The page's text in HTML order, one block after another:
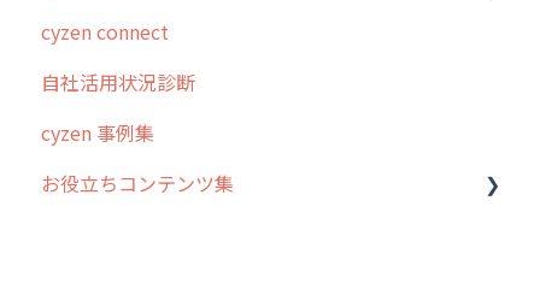
5. 基本的な使い方：システム管理者編
6. 基本的な使い方：ユーザー編
7. 初心者向けよくある質問集
8. 用語集
スポット
ステータス・主観
報告書・行動種別
勤怠管理
報告閲覧
予定
日報
履歴
予定管理
スポット
ステータス・主観
報告書・行動種別
スポット・ステータス関連オプション
交通費自動計算
安全走行支援
写真管理・高画質化
ログインについて
グループ・ユーザーについて
GPS・位置情報 について
ルート自動記録 について
cyzen connect
自社活用状況診断
cyzen 事例集
お役立ちコンテンツ集